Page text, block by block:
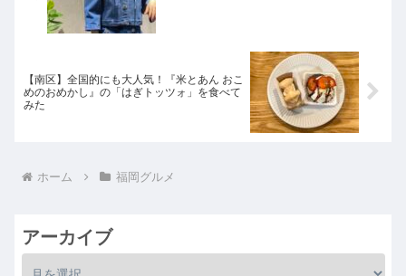
【南区】全国的にも大人気！『米とあん おこ
めのおめかし』の「はぎトッツォ」を食べて
みた
ホーム 福岡グルメ
アーカイブ